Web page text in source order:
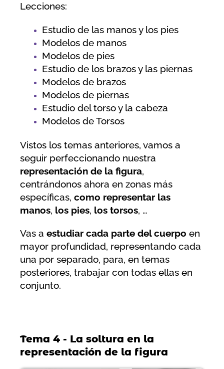
Lecciones:
Estudio de las manos y los pies
Modelos de manos
Modelos de pies
Estudio de los brazos y las piernas
Modelos de brazos
Modelos de piernas
Estudio del torso y la cabeza
Modelos de Torsos
Vistos los temas anteriores, vamos a
seguir perfeccionando nuestra
representación de la figura,
centrándonos ahora en zonas más
específicas, como representar las
manos, los pies, los torsos, …
Vas a estudiar cada parte del cuerpo en
mayor profundidad, representando cada
una por separado, para, en temas
posteriores, trabajar con todas ellas en
conjunto.
Tema 4 - La soltura en la
representación de la figura